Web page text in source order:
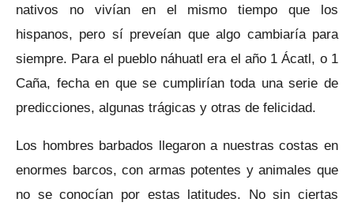
nativos no vivían en el mismo tiempo que los
hispanos, pero sí preveían que algo cambiaría para
siempre. Para el pueblo náhuatl era el año 1 Ácatl, o 1
Caña, fecha en que se cumplirían toda una serie de
predicciones, algunas trágicas y otras de felicidad.
Los hombres barbados llegaron a nuestras costas en
enormes barcos, con armas potentes y animales que
no se conocían por estas latitudes. No sin ciertas